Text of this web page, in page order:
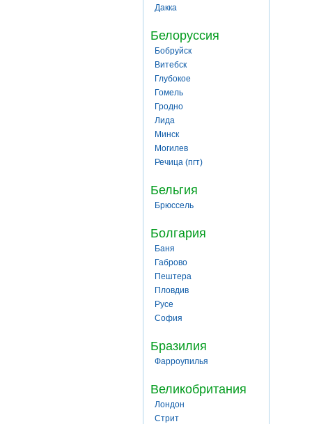
Дакка
Белоруссия
Бобруйск
Витебск
Глубокое
Гомель
Гродно
Лида
Минск
Могилев
Речица (пгт)
Бельгия
Брюссель
Болгария
Баня
Габрово
Пештера
Пловдив
Русе
София
Бразилия
Фарроупилья
Великобритания
Лондон
Стрит